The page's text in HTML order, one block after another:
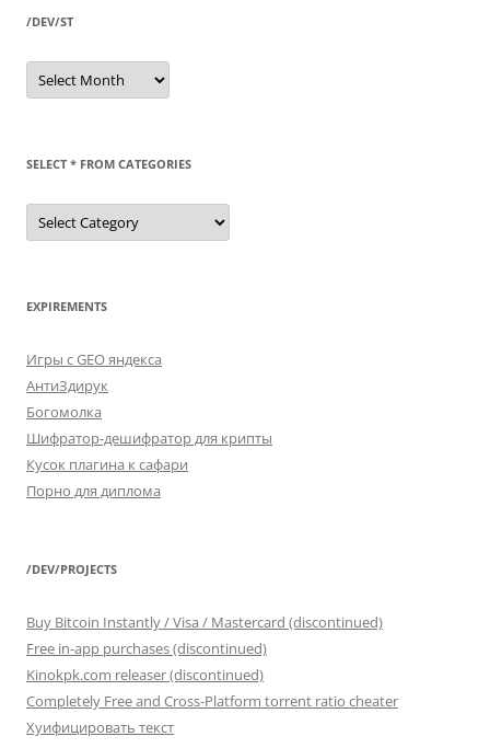
/DEV/ST
/dev/st
SELECT * FROM CATEGORIES
SELECT
FROM
EXPIREMENTS
Игры с GEO яндекса
АнтиЗдирук
Богомолка
Шифратор-дешифратор для крипты
Кусок плагина к сафари
Порно для диплома
/DEV/PROJECTS
Buy Bitcoin Instantly / Visa / Mastercard (discontinued)
Free in-app purchases (discontinued)
Kinokpk.com releaser (discontinued)
Completely Free and Cross-Platform torrent ratio cheater
Хуифицировать текст